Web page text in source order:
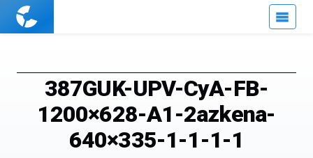
Cuaderno
387GUK-UPV-CyA-FB-
1200×628-A1-2azkena-
640×335-1-1-1-1